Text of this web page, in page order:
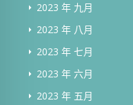
2023 年 九月
2023 年 八月
2023 年 七月
2023 年 六月
2023 年 五月